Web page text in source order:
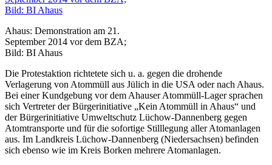
Ahaus: Demonstration am 21.
September 2014 vor dem BZA;
Bild: BI Ahaus
Die Protestaktion richtetete sich u. a. gegen die drohende
Verlagerung von Atommüll aus Jülich in die USA oder nach Ahaus.
Bei einer Kundgebung vor dem Ahauser Atommüll-Lager sprachen
sich Vertreter der Bürgerinitiative „Kein Atommüll in Ahaus“ und
der Bürgerinitiative Umweltschutz Lüchow-Dannenberg gegen
Atomtransporte und für die sofortige Stilllegung aller Atomanlagen
aus. Im Landkreis Lüchow-Dannenberg (Niedersachsen) befinden
sich ebenso wie im Kreis Borken mehrere Atomanlagen.